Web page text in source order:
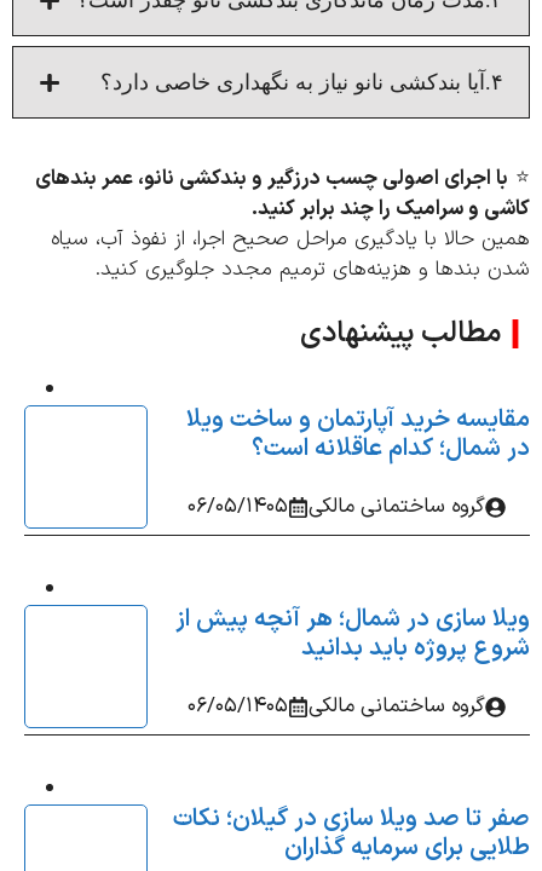
اجرای اصولی چسب درزگیر و بندکشی نانو، عمر بندهای
و سرامیک را چند برابر کنید.
حالا با یادگیری مراحل صحیح اجرا، از نفوذ آب، سیاه
بندها و هزینه‌های ترمیم مجدد جلوگیری کنید.
مطالب پیشنهادی
خرید آپارتمان و ساخت ویلا
کدام عاقلانه‌ است؟
06/05/1405 گروه ساختمانی مالکی
سازی در شمال؛ هر آنچه پیش از
پروژه باید بدانید
06/05/1405 گروه ساختمانی مالکی
تا صد ویلا سازی در گیلان؛ نکات
برای سرمایه‌ گذاران